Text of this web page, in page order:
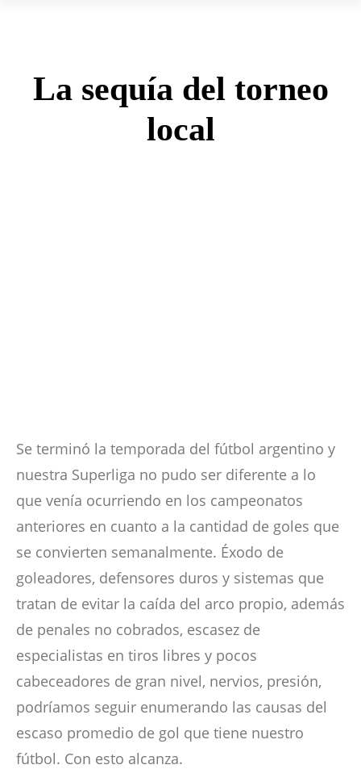
La sequía del torneo
local
Se terminó la temporada del fútbol argentino y
nuestra Superliga no pudo ser diferente a lo
que venía ocurriendo en los campeonatos
anteriores en cuanto a la cantidad de goles que
se convierten semanalmente. Éxodo de
goleadores, defensores duros y sistemas que
tratan de evitar la caída del arco propio, además
de penales no cobrados, escasez de
especialistas en tiros libres y pocos
cabeceadores de gran nivel, nervios, presión,
podríamos seguir enumerando las causas del
escaso promedio de gol que tiene nuestro
fútbol. Con esto alcanza.